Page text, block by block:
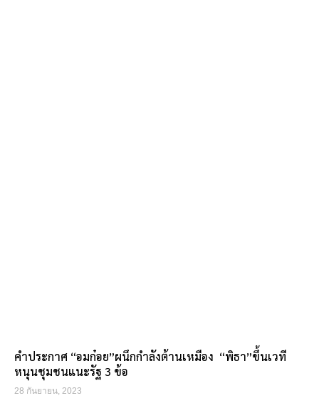
คำประกาศ “อมก๋อย”ผนึกกำลังต้านเหมือง “พิธา”ขึ้นเวที
หนุนชุมชนแนะรัฐ 3 ข้อ
28 กันยายน, 2023